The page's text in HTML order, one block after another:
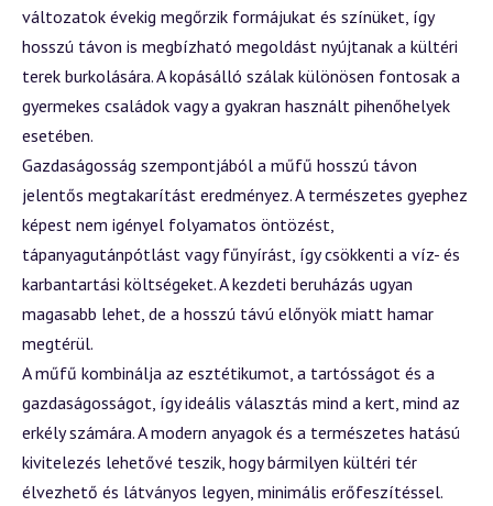
változatok évekig megőrzik formájukat és színüket, így
hosszú távon is megbízható megoldást nyújtanak a kültéri
terek burkolására. A kopásálló szálak különösen fontosak a
gyermekes családok vagy a gyakran használt pihenőhelyek
esetében.
Gazdaságosság szempontjából a műfű hosszú távon
jelentős megtakarítást eredményez. A természetes gyephez
képest nem igényel folyamatos öntözést,
tápanyagutánpótlást vagy fűnyírást, így csökkenti a víz- és
karbantartási költségeket. A kezdeti beruházás ugyan
magasabb lehet, de a hosszú távú előnyök miatt hamar
megtérül.
A műfű kombinálja az esztétikumot, a tartósságot és a
gazdaságosságot, így ideális választás mind a kert, mind az
erkély számára. A modern anyagok és a természetes hatású
kivitelezés lehetővé teszik, hogy bármilyen kültéri tér
élvezhető és látványos legyen, minimális erőfeszítéssel.